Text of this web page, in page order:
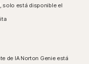
solo está disponible el
de IA Norton Genie está